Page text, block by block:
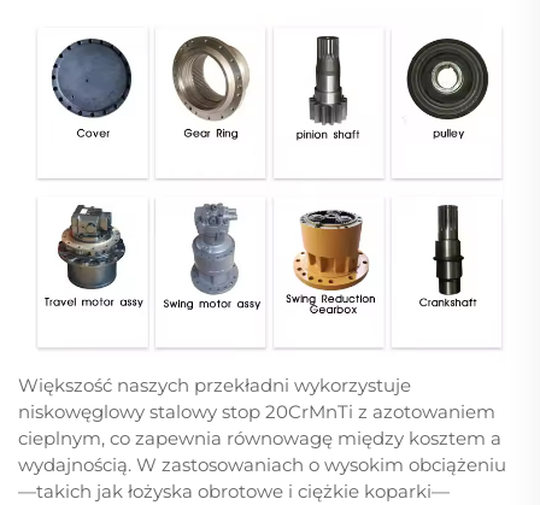
Większość naszych przekładni wykorzystuje
niskowęglowy stalowy stop 20CrMnTi z azotowaniem
cieplnym, co zapewnia równowagę między kosztem a
wydajnością. W zastosowaniach o wysokim obciążeniu
—takich jak łożyska obrotowe i ciężkie koparki—